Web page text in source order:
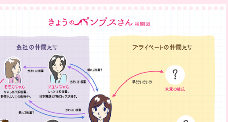
2016